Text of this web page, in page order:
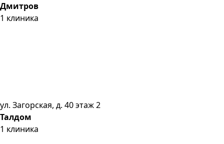
Дмитров
1 клиника
ул. Загорская, д. 40 этаж 2
Талдом
1 клиника